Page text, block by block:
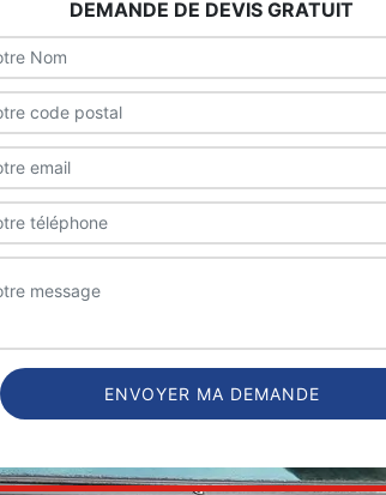
DEMANDE DE DEVIS GRATUIT